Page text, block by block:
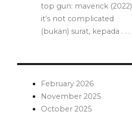
top gun: maverick (2022)
it’s not complicated
(bukan) surat, kepada . . .
February 2026
November 2025
October 2025